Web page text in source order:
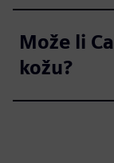
Može li
kožu?